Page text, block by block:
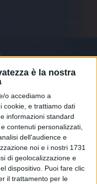
è la nostra
o accediamo a
cookie, e trattiamo dati
informazioni standard
contenuti personalizzati,
dell'audience e
noi e i nostri 1731
di geolocalizzazione e
dispositivo. Puoi fare clic
il trattamento per le
lug 2023